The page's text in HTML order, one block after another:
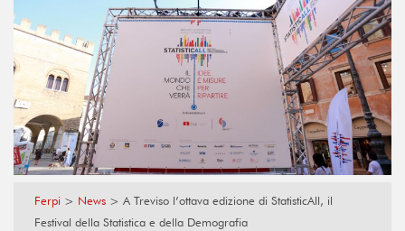
Ferpi > News > A Treviso l’ottava edizione di StatisticAll, il
Festival della Statistica e della Demografia